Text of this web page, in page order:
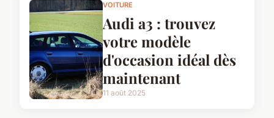
VOITURE
Audi a3 : trouvez
votre modèle
d'occasion idéal dès
maintenant
11 août 2025